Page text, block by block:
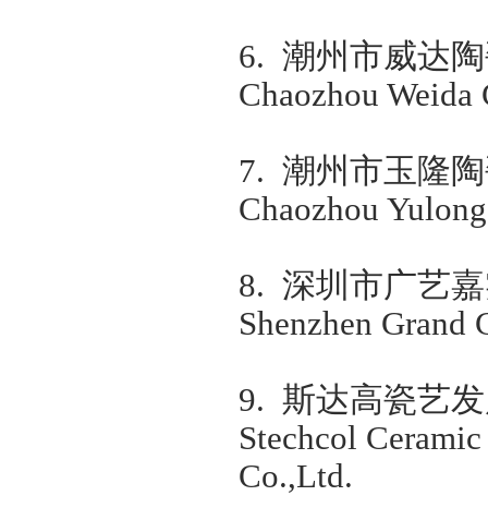
6. 潮州市威达
Chaozhou
7. 潮州市玉隆
Chaozhou
8. 深圳市广艺
Shenzhen
9. 斯达高瓷艺
Stechcol
Co.,Ltd.